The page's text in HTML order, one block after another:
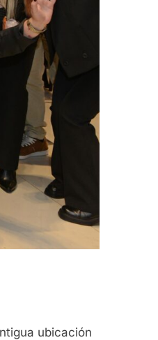
ubicación